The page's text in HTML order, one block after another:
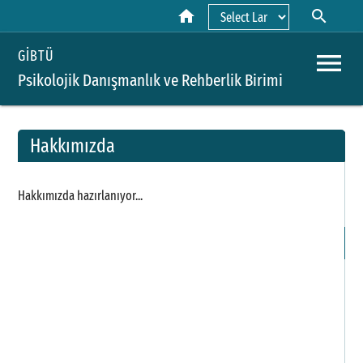
home search
GİBTÜ
Psikolojik Danışmanlık ve Rehberlik Birimi
menu
Hakkımızda
Hakkımızda hazırlanıyor...